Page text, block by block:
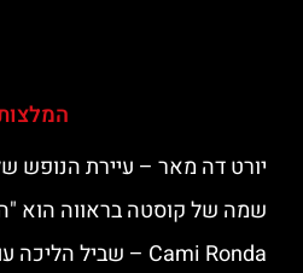
יורט דה מאר – עיירת הנופש
שמה של קוסטה בראווה הוא
‪‪Cami Ronda‬‬ – שביל הליכה עם נוף בקוסטה ברווה